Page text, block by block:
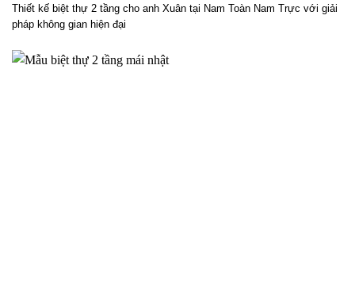
Thiết kế biệt thự 2 tầng cho anh Xuân tại Nam Toàn Nam Trực với giải
pháp không gian hiện đại